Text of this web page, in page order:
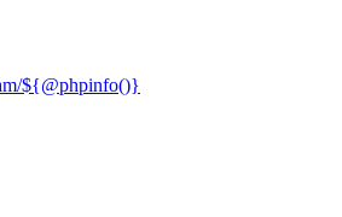
${@phpinfo()}